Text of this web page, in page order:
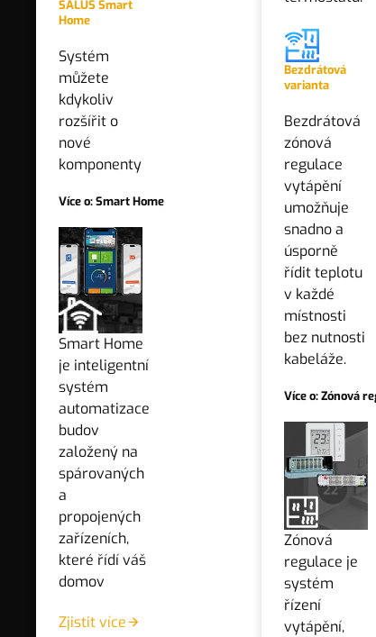
SALUS Smart
Home
Systém
můžete
kdykoliv
rozšířit o
nové
komponenty
Více o: Smart Home
Smart Home
je inteligentní
systém
automatizace
budov
založený na
spárovaných
a
propojených
zařízeních,
které řídí váš
domov
Zjistit více
Bezdrátová
varianta
Bezdrátová
zónová
regulace
vytápění
umožňuje
snadno a
úsporně
řídit teplotu
v každé
místnosti
bez nutnosti
kabeláže.
Více o: Zónová
Zónová
regulace je
systém
řízení
vytápění,
Nový seznam
ZOBRAZIT HISTORII CENY ZA POSLEDNÍCH 30 DNÍ
Nejnižší cena:
Nejvyšší cena:
* Ceny včetně DPH
O produktu